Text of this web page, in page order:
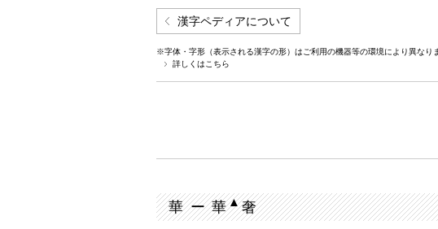
漢字ペディアについて
※字体・字形（表示される漢字の形）はご利用の機器等の環境により異なり
詳しくはこちら
華 ー 華▲奢